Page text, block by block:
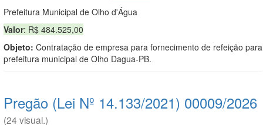
Prefeitura Municipal de Olho d'Água
Valor: R$ 484.525,00
Objeto: Contratação de empresa para fornecimento de refeição para
prefeitura municipal de Olho Dagua-PB.
Pregão (Lei Nº 14.133/2021) 00009/2026
(24 visual.)